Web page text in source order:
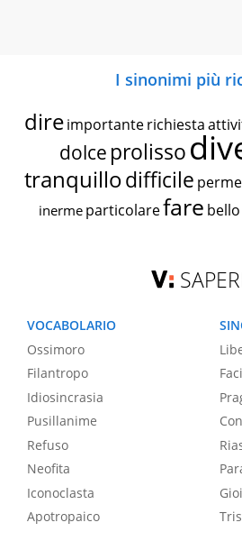
I sinonimi più
dire importante richiesta
dolce prolisso
tranquillodifficile
inerme particolarefare bello
VOCABOLARIO
Ossimoro
Filantropo
Idiosincrasia
Pusillanime
Refuso
Neofita
Iconoclasta
Apotropaico